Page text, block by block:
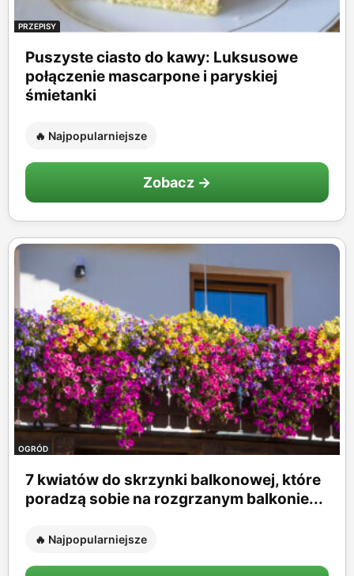
PRZEPISY
Puszyste ciasto do kawy: Luksusowe
połączenie mascarpone i paryskiej
śmietanki
🔥 Najpopularniejsze
Zobacz →
OGRÓD
7 kwiatów do skrzynki balkonowej, które
poradzą sobie na rozgrzanym balkonie...
🔥 Najpopularniejsze